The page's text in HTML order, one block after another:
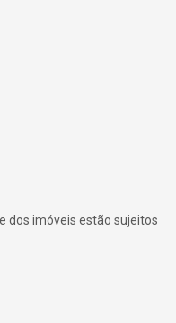
dos imóveis estão sujeitos